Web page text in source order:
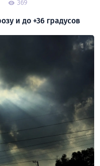
369
и до +36 градусов